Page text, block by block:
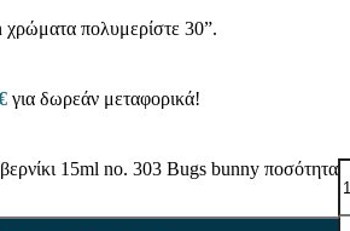
χρώματα πολυμερίστε 30”.
για δωρεάν μεταφορικά!
15ml no. 303 Bugs bunny ποσότητα